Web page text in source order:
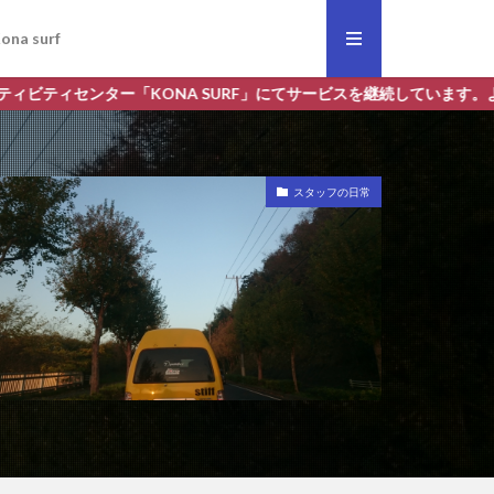
surf
SURF」にてサービスを継続しています。よろしくおねがいします
スタッフの日常